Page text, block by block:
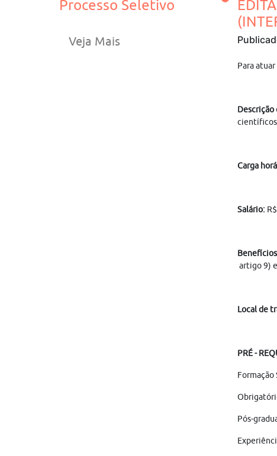
Processo Seletivo
Veja Mais
Para
Descrição
Carga
Salário:
artigo 9)
Local de
PRÉ -
Pós-